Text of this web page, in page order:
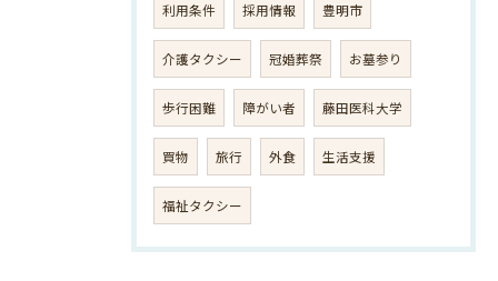
利用条件 採用情報 豊明市
介護タクシー 冠婚葬祭 お墓参り
歩行困難 障がい者 藤田医科大学
買物 旅行 外食 生活支援
福祉タクシー